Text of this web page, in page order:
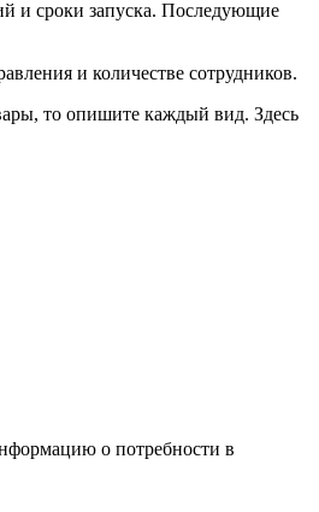
и сроки запуска. Последующие
и количестве сотрудников.
то опишите каждый вид. Здесь
о потребности в